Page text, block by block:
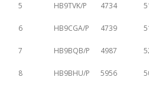
5 HB9TVK/P 4734
6 HB9CGA/P 4739
7 HB9BQB/P 4987
8 HB9BHU/P 5956